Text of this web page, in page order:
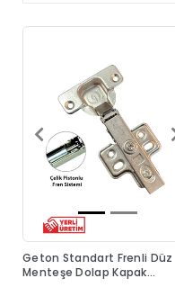
Geton Standart Frenli Düz
Menteşe Dolap Kapak